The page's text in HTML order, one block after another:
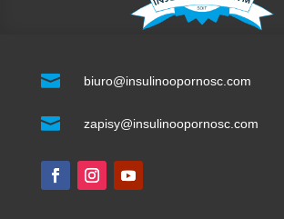
 biuro@insulinoopornosc.com
 zapisy@insulinoopornosc.com